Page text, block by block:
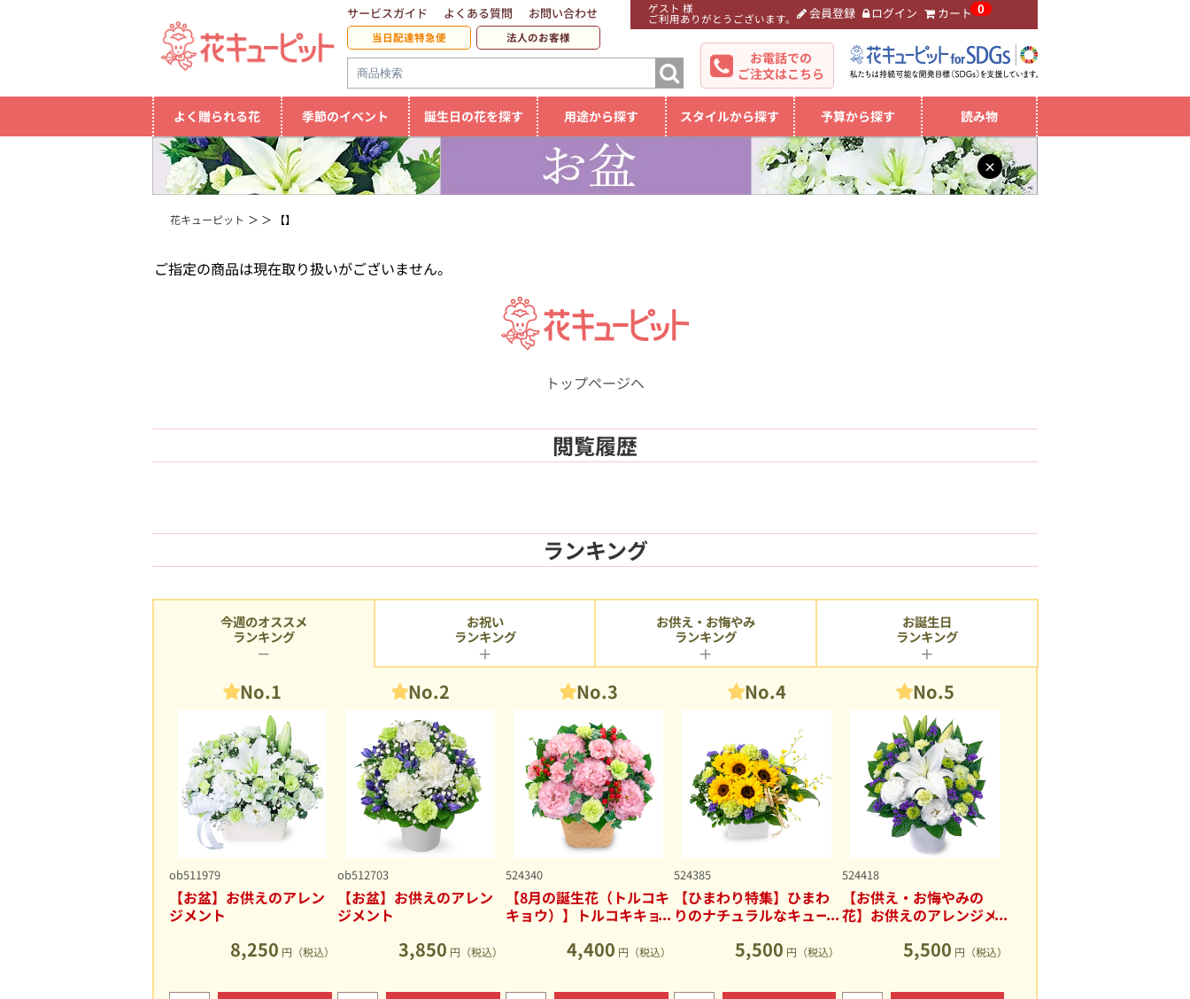
ゲスト 様
ご利用ありがとうございます。 会員登録 ログイン カート 0
サービスガイド よくある質問 お問い合わせ
当日配達特急便 法人のお客様
お電話での
ご注文はこちら
よく贈られる花 季節のイベント 誕生日の花を探す 用途から探す スタイルから探す 予算から探す 読み物
×
花キューピット 【】
ご指定の商品は現在取り扱いがございません。
トップページへ
閲覧履歴
ランキング
今週のオススメ
ランキング
No.1
ob511979
【お盆】お供えのアレン
ジメント
8,250 円（税込）
No.2
ob512703
【お盆】お供えのアレン
ジメント
3,850 円（税込）
No.3
524340
【8月の誕生花（トルコキ
キョウ）】トルコキキョ
4,400 円（税込）
No.4
524385
【ひまわり特集】ひまわ
りのナチュラルなキュー
5,500 円（税込）
No.5
524418
【お供え・お悔やみの
花】お供えのアレンジメ
5,500 円（税込）
お祝い
ランキング
お供え・お悔やみ
ランキング
お誕生日
ランキング